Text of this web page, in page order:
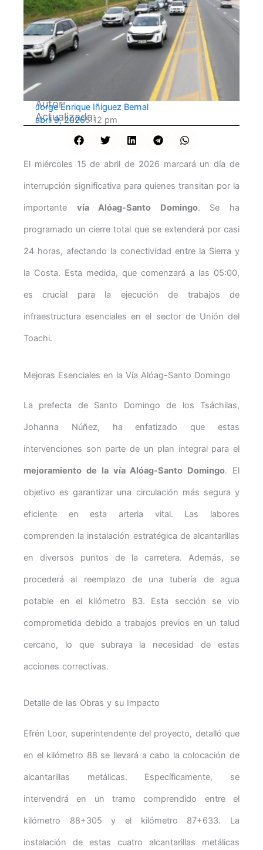
Autor:
Jorge Enrique Iñiguez Bernal
Actualizada:
abril 9, 20265:12 pm
El miércoles 15 de abril de 2026 marcará un día de
interrupción significativa para quienes transitan por la
importante vía Alóag-Santo Domingo. Se ha
programado un cierre total que se extenderá por casi
24 horas, afectando la conectividad entre la Sierra y
la Costa. Esta medida, que comenzará a las 05:00,
es crucial para la ejecución de trabajos de
infraestructura esenciales en el sector de Unión del
Toachi.
Mejoras Esenciales en la Vía Alóag-Santo Domingo
La prefecta de Santo Domingo de los Tsáchilas,
Johanna Núñez, ha enfatizado que estas
intervenciones son parte de un plan integral para el
mejoramiento de la vía Alóag-Santo Domingo. El
objetivo es garantizar una circulación más segura y
eficiente en esta arteria vital. Las labores
comprenden la instalación estratégica de alcantarillas
en diversos puntos de la carretera. Además, se
procederá al reemplazo de una tubería de agua
potable en el kilómetro 83. Esta sección se vio
comprometida debido a trabajos previos en un talud
cercano, lo que subraya la necesidad de estas
acciones correctivas.
Detalle de las Obras y su Impacto
Efrén Loor, superintendente del proyecto, detalló que
en el kilómetro 88 se llevará a cabo la colocación de
alcantarillas metálicas. Específicamente, se
intervendrá en un tramo comprendido entre el
kilómetro 88+305 y el kilómetro 87+633. La
instalación de estas cuatro alcantarillas metálicas